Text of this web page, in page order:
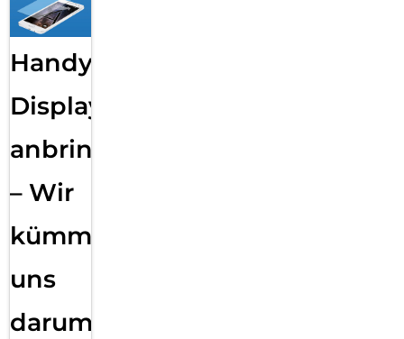
Handy
Displayfolie
anbringen
– Wir
kümmern
uns
darum!